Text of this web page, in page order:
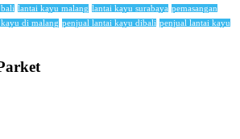
lantai kayu malang lantai kayu surabaya pemasangan
di malang penjual lantai kayu dibali penjual lantai kayu